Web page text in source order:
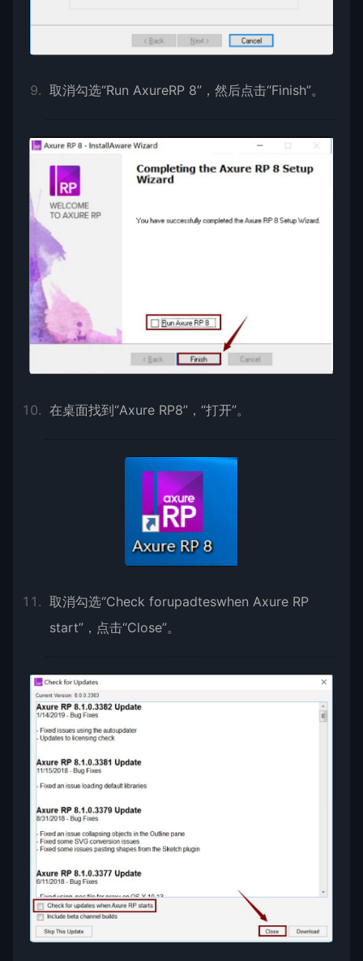
取消勾选“Run AxureRP 8”，然后点击“Finish”。
在桌面找到“Axure RP8”，“打开”。
取消勾选“Check forupadteswhen Axure RP
start”，点击“Close”。